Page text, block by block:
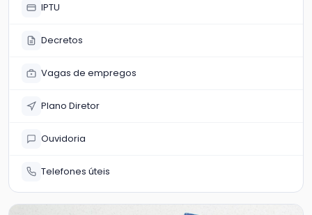
IPTU
Decretos
Vagas de empregos
Plano Diretor
Ouvidoria
Telefones úteis